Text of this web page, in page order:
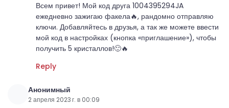
Всем привет! Мой код друга 1004395294JA
ежедневно зажигаю факела🔥, рандомно отправляю
ключи. Добавляйтесь в друзья, а так же можете ввести
мой код в настройках (кнопка «приглашение»), чтобы
получить 5 кристаллов!🙂🔥
Reply
Анонимный
2 апреля 2023 г. в 00:09